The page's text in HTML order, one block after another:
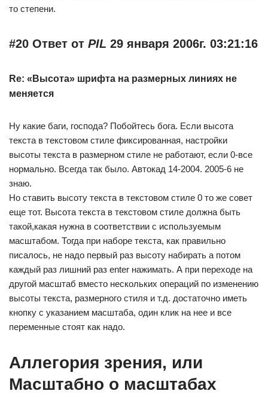
то степени.
#20 Ответ от PIL 29 января 2006г. 03:21:16
Re: «Высота» шрифта на размерных линиях не
меняется
Ну какие баги, господа? Побойтесь бога. Если высота
текста в текстовом стиле фиксированная, настройки
высоты текста в размерном стиле не работают, если 0-все
нормально. Всегда так было. Автокад 14-2004. 2005-6 не
знаю.
Но ставить высоту текста в текстовом стиле 0 то же совет
еще тот. Высота текста в текстовом стиле должна быть
такой,какая нужна в соответствии с используемым
масштабом. Тогда при наборе текста, как правильно
писалось, не надо первый раз высоту набирать а потом
каждый раз лишний раз enter нажимать. А при переходе на
другой масштаб вместо нескольких операций по изменению
высоты текста, размерного стиля и т.д. достаточно иметь
кнопку с указанием масштаба, один клик на нее и все
переменные стоят как надо.
Аллегория зрения, или
Масштабно о масштабах